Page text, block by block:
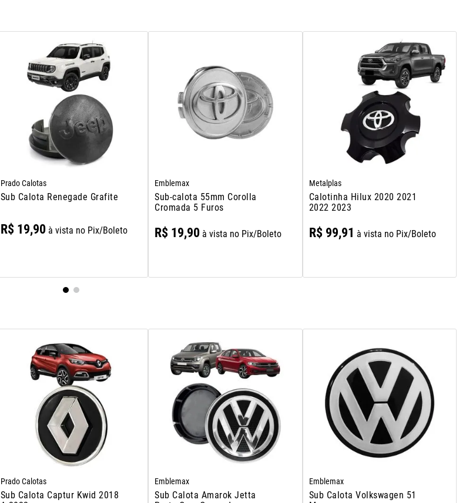
Prado Calotas
Sub Calota Renegade Grafite
R$ 19,90à vista no Pix/Boleto
Emblemax
Sub-calota 55mm Corolla
Cromada 5 Furos
R$ 19,90 à vista no Pix/Boleto
Metalplas
Calotinha Hilux 2020 2021
2022 2023
R$ 99,91 à vista no Pix/Boleto
Prado Calotas
Sub Calota Captur Kwid 2018
Emblemax
Sub Calota Amarok Jetta
Emblemax
Sub Calota Volkswagen 51